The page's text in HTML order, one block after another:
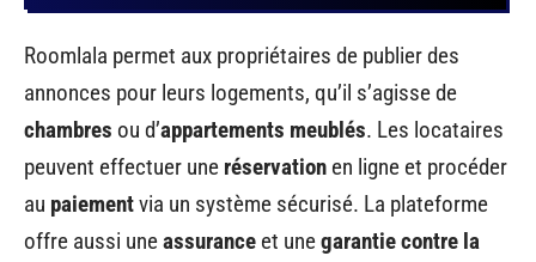
Roomlala permet aux propriétaires de publier des
annonces pour leurs logements, qu’il s’agisse de
chambres ou d’appartements meublés. Les locataires
peuvent effectuer une réservation en ligne et procéder
au paiementvia un système sécurisé. La plateforme
offre aussi uneassurance et unegarantie contre la